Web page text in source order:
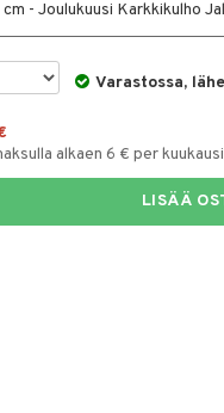
cm - Joulukuusi Karkkikulho
Varastossa,
alkaen 6 € per
LISÄÄ